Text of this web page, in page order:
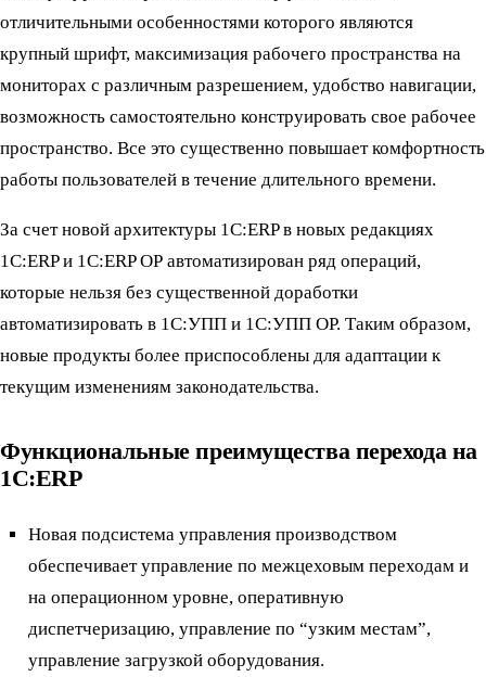
отличительными особенностями которого являются
крупный шрифт, максимизация рабочего пространства на
мониторах с различным разрешением, удобство навигации,
возможность самостоятельно конструировать свое рабочее
пространство. Все это существенно повышает комфортность
работы пользователей в течение длительного времени.
За счет новой архитектуры 1С:ERP в новых редакциях
1С:ERP и 1С:ERP ОР автоматизирован ряд операций,
которые нельзя без существенной доработки
автоматизировать в 1С:УПП и 1С:УПП ОР. Таким образом,
новые продукты более приспособлены для адаптации к
текущим изменениям законодательства.
Функциональные преимущества перехода на
1С:ERP
Новая подсистема управления производством
обеспечивает управление по межцеховым переходам и
на операционном уровне, оперативную
диспетчеризацию, управление по “узким местам”,
управление загрузкой оборудования.